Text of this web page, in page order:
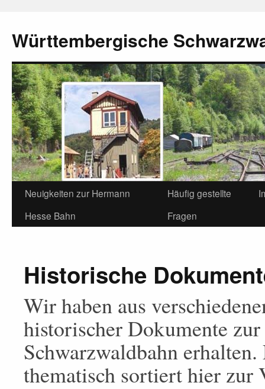
Württembergische
Neuigkeiten zur Hermann
Hesse Bahn
Häufig gestellte
Fragen
Historische
Wir haben aus
historischer Dokumente
Schwarzwaldbahn
thematisch sortiert hier zur